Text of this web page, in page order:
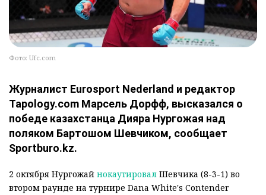
Фото: Ufc.com
Журналист Eurosport Nederland и редактор
Tapology.com Марсель Дорфф, высказался о
победе казахстанца Дияра Нургожая над
поляком Бартошом Шевчиком, сообщает
Sportburo.kz.
2 октября Нургожай нокаутировал Шевчика (8-3-1) во
втором раунде на турнире Dana White's Contender